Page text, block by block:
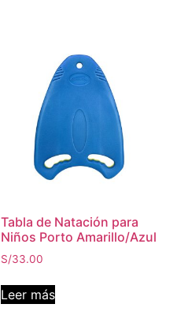
Tabla de Natación para
Niños Porto Amarillo/Azul
S/33.00
Leer más